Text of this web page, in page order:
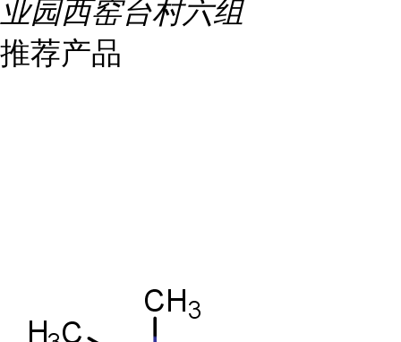
业园西窑台村六组
推荐产品